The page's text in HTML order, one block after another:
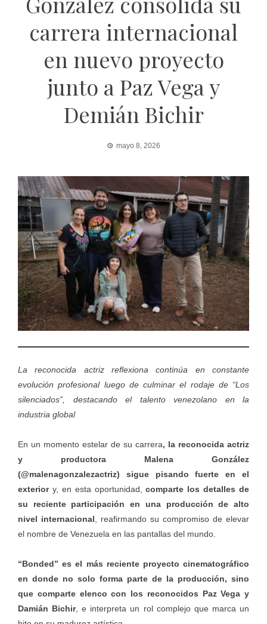
carrera internacional
en nuevo proyecto
junto a Paz Vega y
Demián Bichir
mayo 8, 2026
La reconocida actriz reflexiona continúa en constante
evolución profesional luego de culminar el rodaje de “Los
silenciados”, destacando el talento venezolano en la
industria global
En un momento estelar de su carrera, la reconocida actriz
y productora Malena González
(@malenagonzalezactriz) sigue pisando fuerte en el
exteriory, en esta oportunidad,comparte los detalles de
su reciente participación en una producción de alto
nivel internacional , reafirmando su compromiso de elevar
el nombre de Venezuela en las pantallas del mundo.
“Bonded” es el más reciente proyecto cinematográfico
en donde no solo forma parte de la producción, sino
que comparte elenco con los reconocidos Paz Vega y
Damián Bichir, e interpreta un rol complejo que marca un